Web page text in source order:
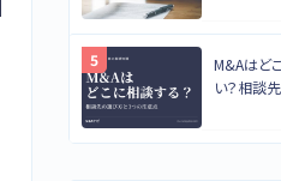
M&Aはど
い？相談